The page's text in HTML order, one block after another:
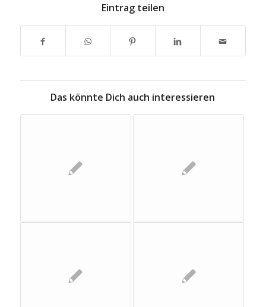
Eintrag teilen
Das könnte Dich auch interessieren